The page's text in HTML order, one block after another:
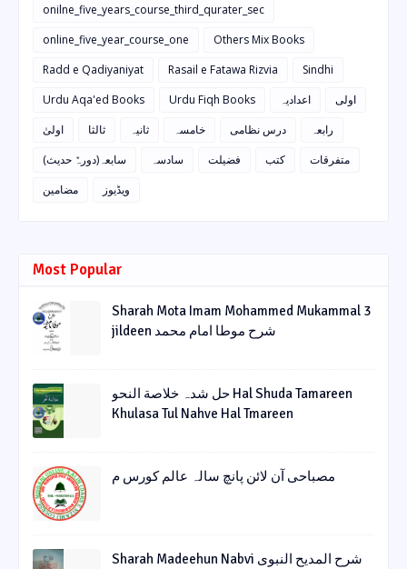
onilne_five_years_course_third_qurater_sec
online_five_year_course_one
Others Mix Books
Radd e Qadiyaniyat
Rasail e Fatawa Rizvia
Sindhi
Urdu Aqa'ed Books
Urdu Fiqh Books اعدادیہ
اولی
اولیٰ
ثالثا ثانیہ خامسہ درس نظامی
رابعہ
سابعہ(دورہٌ حدیث)
سادسہ فضیلت کتب
متفرقات
مضامین
ویڈیوز
Most Popular
Sharah Mota Imam Mohammed Mukammal 3
jildeen شرح موطا امام محمد
حل شدہ خلاصة النحو Hal Shuda Tamareen
Khulasa Tul Nahve Hal Tmareen
مصباحی آن لائن پانچ سالہ عالم کورس م
Sharah Madeehun Nabvi شرح المدیح النبوی